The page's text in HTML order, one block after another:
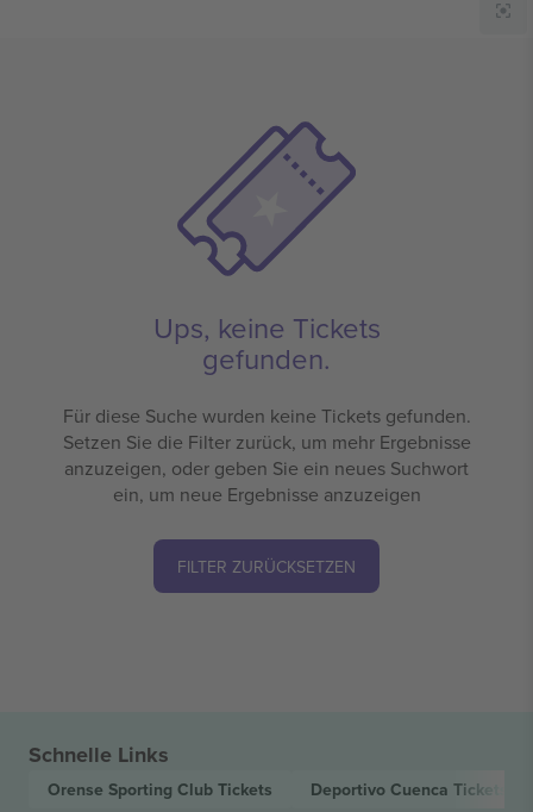
Ups, keine Tickets
gefunden.
Für diese Suche wurden keine Tickets gefunden.
Setzen Sie die Filter zurück, um mehr Ergebnisse
anzuzeigen, oder geben Sie ein neues Suchwort
ein, um neue Ergebnisse anzuzeigen
FILTER ZURÜCKSETZEN
Schnelle Links
Orense Sporting Club Tickets Deportivo Cuenca Tickets